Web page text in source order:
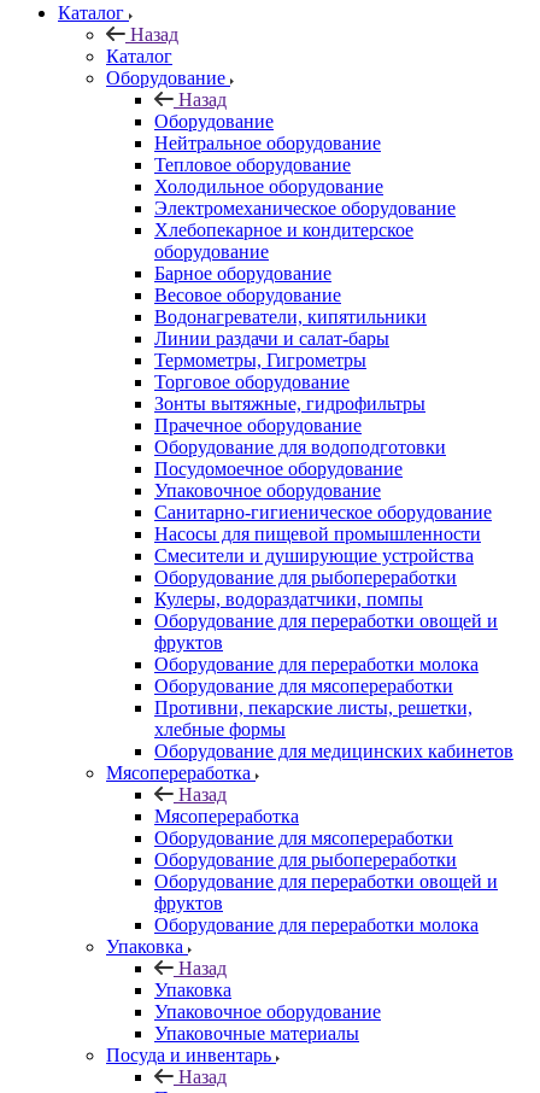
Каталог
Назад
Каталог
Оборудование
Назад
Оборудование
Нейтральное оборудование
Тепловое оборудование
Холодильное оборудование
Электромеханическое оборудование
Хлебопекарное и кондитерское
оборудование
Барное оборудование
Весовое оборудование
Водонагреватели, кипятильники
Линии раздачи и салат-бары
Термометры, Гигрометры
Торговое оборудование
Зонты вытяжные, гидрофильтры
Прачечное оборудование
Оборудование для водоподготовки
Посудомоечное оборудование
Упаковочное оборудование
Санитарно-гигиеническое оборудование
Насосы для пищевой промышленности
Смесители и душирующие устройства
Оборудование для рыбопереработки
Кулеры, водораздатчики, помпы
Оборудование для переработки овощей и
фруктов
Оборудование для переработки молока
Оборудование для мясопереработки
Противни, пекарские листы, решетки,
хлебные формы
Оборудование для медицинских кабинетов
Мясопереработка
Назад
Мясопереработка
Оборудование для мясопереработки
Оборудование для рыбопереработки
Оборудование для переработки овощей и
фруктов
Оборудование для переработки молока
Упаковка
Назад
Упаковка
Упаковочное оборудование
Упаковочные материалы
Посуда и инвентарь
Назад